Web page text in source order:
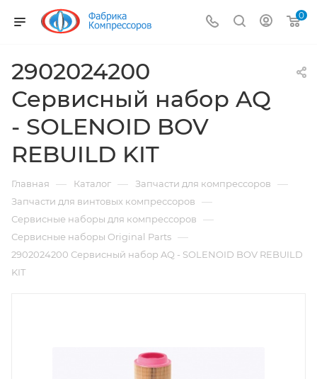
0
2902024200
Сервисный набор AQ
- SOLENOID BOV
REBUILD KIT
Главная — Каталог — Запчасти для компрессоров —
Запчасти для винтовых компрессоров —
Сервисные наборы для компрессоров —
Сервисные наборы Original Parts —
2902024200 Сервисный набор AQ - SOLENOID BOV REBUILD
KIT